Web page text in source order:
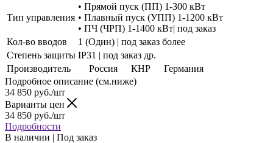
Тип управления
• Прямой пуск (ПП) 1-300 кВт
• Плавный пуск (УПП) 1-1200 кВт
• ПЧ (ЧРП) 1-1400 кВт| под заказ
Кол-во вводов
1 (Один) | под заказ более
Степень защиты IP31 | под заказ др.
Производитель
Россия КНР
Германия
Подробное описание (см.ниже)
34 850 руб./шт
Варианты цен
34 850 руб./шт
Подробности
В наличии | Под заказ